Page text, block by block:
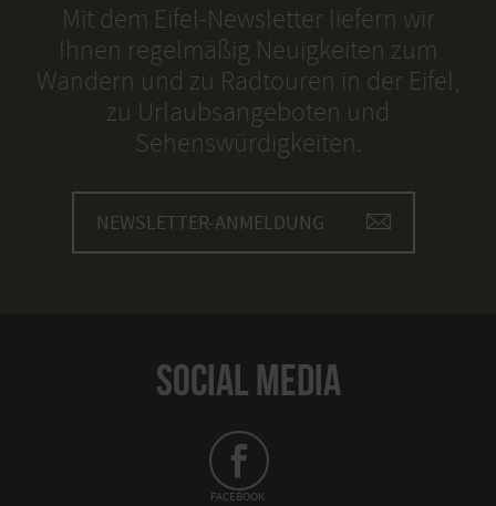
Mit dem Eifel-Newsletter liefern wir
Ihnen regelmäßig Neuigkeiten zum
Wandern und zu Radtouren in der Eifel,
zu Urlaubsangeboten und
Sehenswürdigkeiten.
NEWSLETTER-ANMELDUNG
SOCIAL MEDIA
FACEBOOK